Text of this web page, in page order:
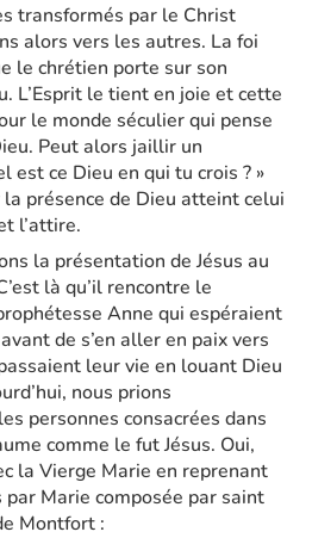
transformés par le Christ
alors vers les autres. La foi
le chrétien porte sur son
L’Esprit le tient en joie et cette
le monde séculier qui pense
Peut alors jaillir un
est ce Dieu en qui tu crois ? »
présence de Dieu atteint celui
l’attire.
la présentation de Jésus au
là qu’il rencontre le
Anne qui espéraient
de s’en aller en paix vers
leur vie en louant Dieu
nous prions
personnes consacrées dans
comme le fut Jésus. Oui,
la Vierge Marie en reprenant
par Marie composée par saint
Montfort :